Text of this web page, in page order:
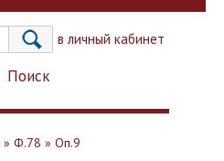
Вход в личный кабинет
Поиск
» Ф.78 » Оп.9